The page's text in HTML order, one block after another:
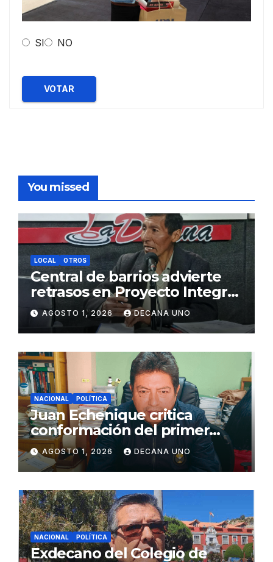
SI NO
VOTAR
You missed
LOCAL OTROS
Central de barrios advierte
retrasos en Proyecto Integral
de Agua y Alcantarillado para
Juliaca
AGOSTO 1, 2026 DECANA UNO
NACIONAL POLÍTICA
Juan Echenique critica
conformación del primer
gabinete ministerial de Keiko
Fujimori
AGOSTO 1, 2026 DECANA UNO
NACIONAL POLÍTICA
Exdecano del Colegio de